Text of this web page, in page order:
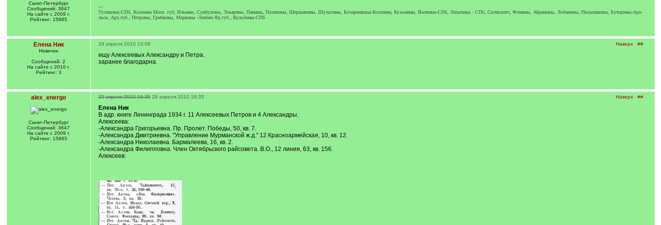
Санкт-Петербург
Сообщений: 3647
На сайте с 2009 г.
Рейтинг: 15865
---
Тулиновы-СПб, Коломна Моск. губ, Ильины, Сунбуловы, Токаревы, Панины, Потаповы, Шершавины, Шульгины, Бочарниковы-Коломна, Кузьмины, Валяевы-СПб, Лихачевы - СПб, Солигалич, Фомины, Абрамовы, Лобановы, Посыпановы, Буторины-Арх-
льск, Арх.губ., Петровы, Грибковы, Марковы -Любим Яр.губ., Кульбины-СПб
Елена Ник
Новичок
Сообщений: 2
На сайте с 2010 г.
Рейтинг: 3
Наверх ##
29 апреля 2010 13:09
ищу Алексеевых Александру и Петра.
заранее благодарна.
alex_energo
Санкт-Петербург
Сообщений: 3647
На сайте с 2009 г.
Рейтинг: 15865
Наверх ##
29 апреля 2010 16:35 29 апреля 2010 16:35
Елена Ник
В адр. книге Ленинграда 1934 г. 11 Алексеевых Петров и 4 Александры.
Алексеева:
-Александра Григорьевна. Пр. Пролет. Победы, 50, кв. 7.
-Александра Дмитриевна. "Управление Мурманской ж.д." 12 Красноармейская, 10, кв. 12.
-Александра Николаевна. Бармалеева, 16, кв. 2.
-Александра Филипповна. Член Октябрьского райсовета. В.О., 12 линия, 63, кв. 156.
Алексеев: